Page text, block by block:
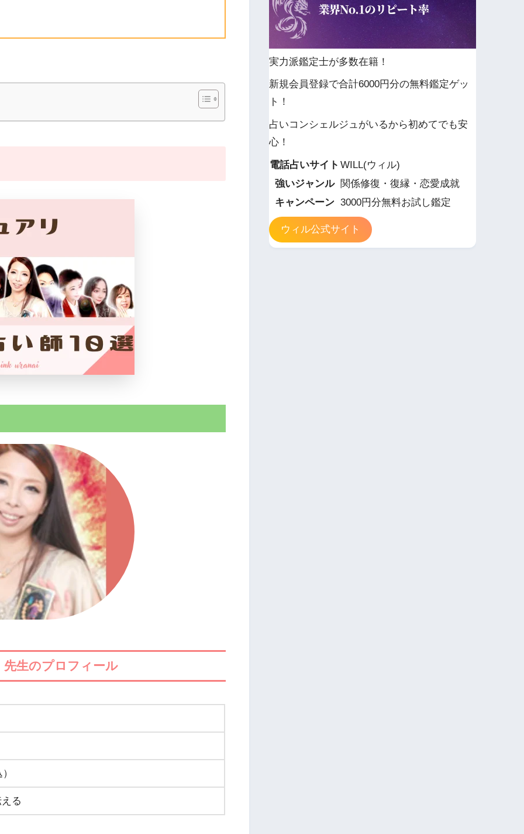
先生のプロフィール
る
実力派鑑定士が多数在籍！
新規会員登録で合計6000円分の無料鑑定ゲッ
ト！
占いコンシェルジュがいるから初めてでも安
心！
電話占いサイト WILL(ウィル)
強いジャンル
関係修復・復縁・恋愛成就
キャンペーン 3000円分無料お試し鑑定
ウィル公式サイト